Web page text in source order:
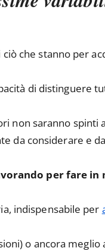
che stanno per
di distinguere
non saranno spinti
da considerare e
per fare in
indispensabile per
o ancora meglio